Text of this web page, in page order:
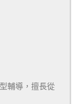
輔導，擅長從